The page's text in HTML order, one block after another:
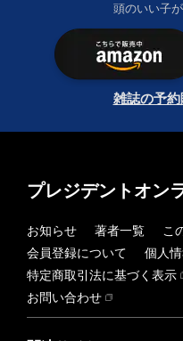
頭のいい子
雑誌の予
プレジデントオン
お知らせ 著者一覧
こ
会員登録について
個人
特定商取引法に基づく表示
お問い合わせ